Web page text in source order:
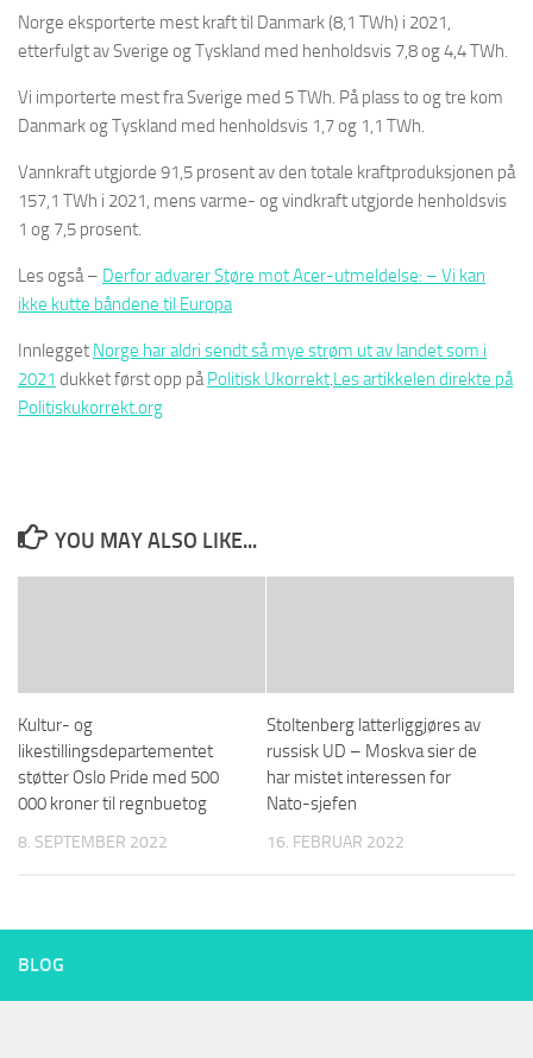
Norge eksporterte mest kraft til Danmark (8,1 TWh) i 2021,
etterfulgt av Sverige og Tyskland med henholdsvis 7,8 og 4,4 TWh.
Vi importerte mest fra Sverige med 5 TWh. På plass to og tre kom
Danmark og Tyskland med henholdsvis 1,7 og 1,1 TWh.
Vannkraft utgjorde 91,5 prosent av den totale kraftproduksjonen på
157,1 TWh i 2021, mens varme- og vindkraft utgjorde henholdsvis
1 og 7,5 prosent.
Les også – Derfor advarer Støre mot Acer-utmeldelse: – Vi kan
ikke kutte båndene til Europa
Innlegget Norge har aldri sendt så mye strøm ut av landet som i
2021 dukket først opp påPolitisk Ukorrekt.Les artikkelen direkte på
Politiskukorrekt.org
YOU MAY ALSO LIKE...
Kultur- og
likestillingsdepartementet
støtter Oslo Pride med 500
000 kroner til regnbuetog
8. SEPTEMBER 2022
Stoltenberg latterliggjøres av
russisk UD – Moskva sier de
har mistet interessen for
Nato-sjefen
16. FEBRUAR 2022
BLOG